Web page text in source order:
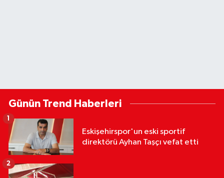
Günün Trend Haberleri
Eskişehirspor'un eski sportif
direktörü Ayhan Taşçı vefat etti
1
2